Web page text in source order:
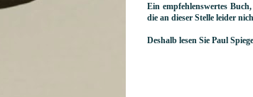
Ein empfehlenswertes
die an dieser Stelle leider
Deshalb lesen Sie Paul